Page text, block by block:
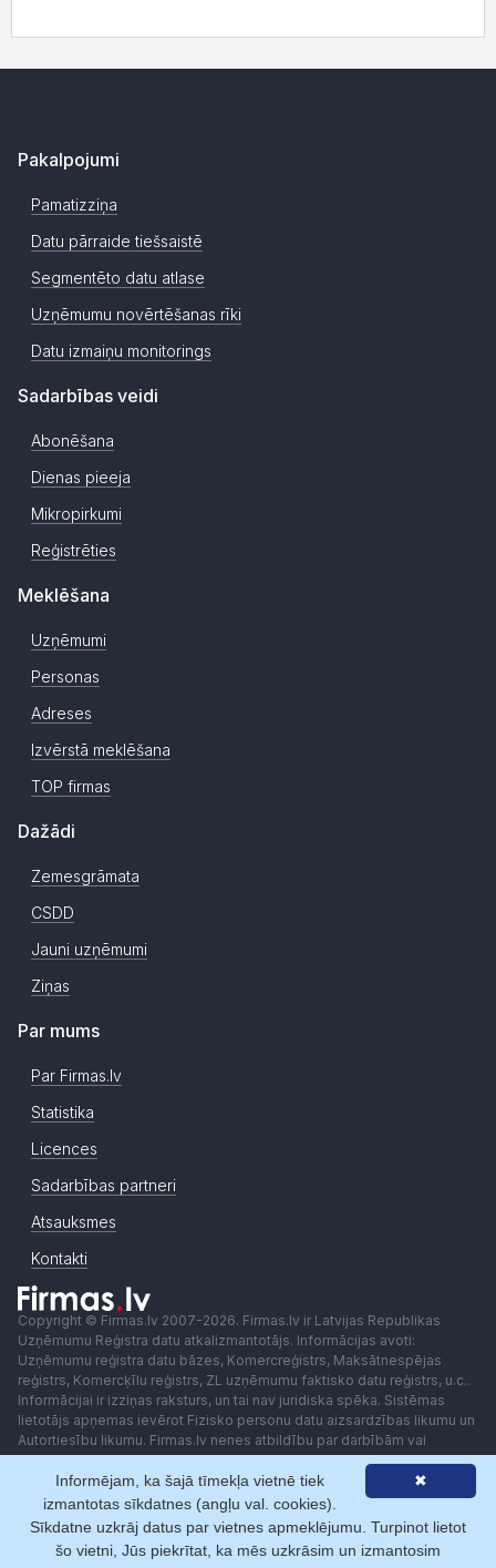
Pakalpojumi
Pamatizziņa
Datu pārraide tiešsaistē
Segmentēto datu atlase
Uzņēmumu novērtēšanas rīki
Datu izmaiņu monitorings
Sadarbības veidi
Abonēšana
Dienas pieeja
Mikropirkumi
Reģistrēties
Meklēšana
Uzņēmumi
Personas
Adreses
Izvērstā meklēšana
TOP firmas
Dažādi
Zemesgrāmata
CSDD
Jauni uzņēmumi
Ziņas
Par mums
Par Firmas.lv
Statistika
Licences
Sadarbības partneri
Atsauksmes
Kontakti
Copyright © Firmas.lv 2007-2026. Firmas.lv ir Latvijas Republikas
Uzņēmumu Reģistra datu atkalizmantotājs. Informācijas avoti:
Uzņēmumu reģistra datu bāzes, Komercreģistrs, Maksātnespējas
reģistrs, Komercķīlu reģistrs, ZL uzņēmumu faktisko datu reģistrs, u.c..
Informācijai ir izziņas raksturs, un tai nav juridiska spēka. Sistēmas
lietotājs apņemas ievērot Fizisko personu datu aizsardzības likumu un
Autortiesību likumu. Firmas.lv nenes atbildību par darbībām vai
lēmumiem, kas balstīti uz saņemto pakalpojumu. Lietotājam aizliegts
izmantot jebkādas automatizētas sistēmas vai iekārtas (robotus)
piekļuvei sistēmai bez rakstiskas saskaņošanas ar Firmas.lv. Galvenā
redaktore: Ingūna Pempere.
Lietošanas noteikumi
Privātuma politika Norēķini ar
✖
Informējam, ka šajā tīmekļa vietnē tiek
izmantotas sīkdatnes (angļu val. cookies).
Sīkdatne uzkrāj datus par vietnes apmeklējumu. Turpinot lietot
šo vietni, Jūs piekrītat, ka mēs uzkrāsim un izmantosim